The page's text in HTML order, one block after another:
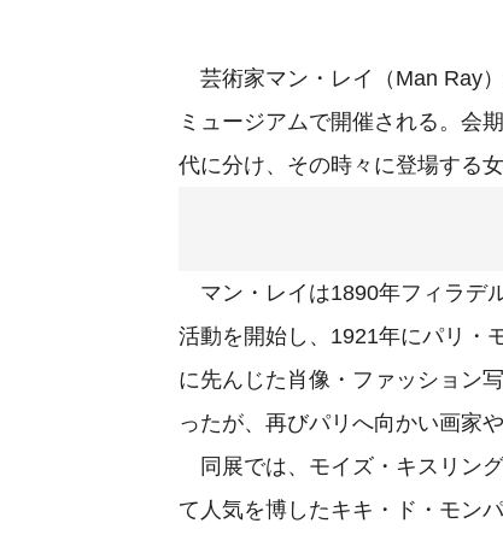
芸術家マン・レイ（Man Ray
ミュージアムで開催される。会
代に分け、その時々に登場する
マン・レイは1890年フィラデ
活動を開始し、1921年にパリ・
に先んじた肖像・ファッション
ったが、再びパリへ向かい画家
同展では、モイズ・キスリン
て人気を博したキキ・ド・モン